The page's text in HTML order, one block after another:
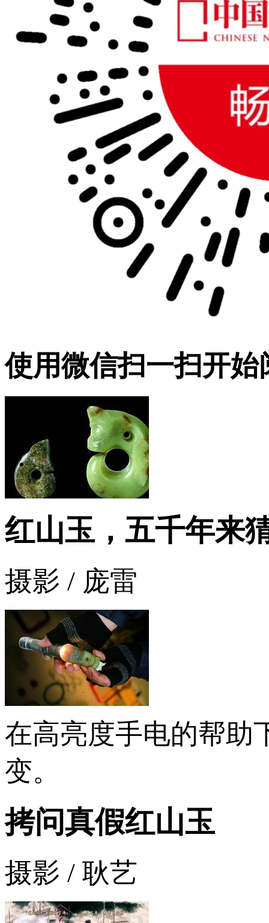
使用微信扫一扫开始
红山玉，五千年来
摄影 / 庞雷
在高亮度手电的帮助
变。
拷问真假红山玉
摄影 / 耿艺